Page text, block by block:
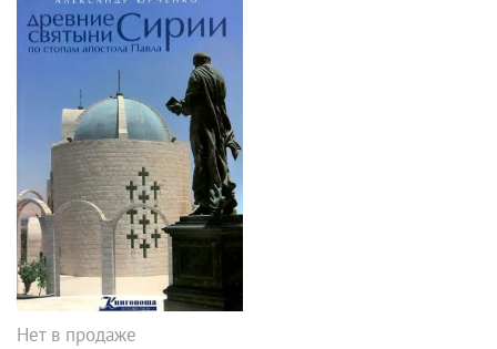
Нет в продаже